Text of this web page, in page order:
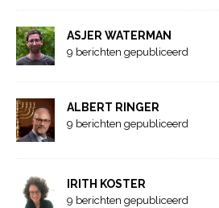
ASJER WATERMAN
9 berichten gepubliceerd
ALBERT RINGER
9 berichten gepubliceerd
IRITH KOSTER
9 berichten gepubliceerd